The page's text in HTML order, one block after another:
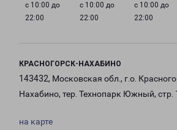
с 10:00 до
22:00
с 10:00 до
22:00
с 10:00 до
22:00
КРАСНОГОРСК-НАХАБИНО
143432, Московская обл., г.о.
Нахабино, тер. Технопарк Южный, стр.
на карте